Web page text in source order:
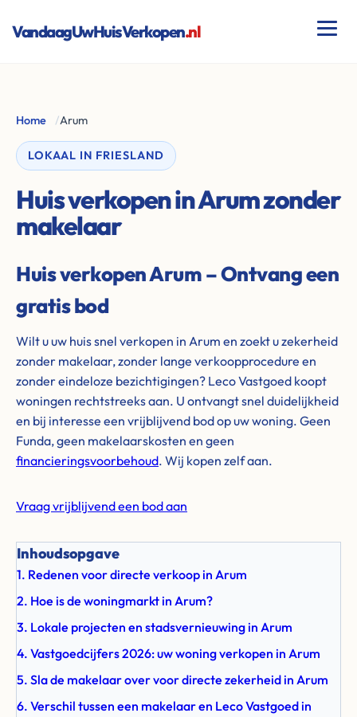
VandaagUwHuisVerkopen.nl
Home /Arum
LOKAAL IN FRIESLAND
Huis verkopen in Arum zonder
makelaar
Huis verkopen Arum – Ontvang een
gratis bod
Wilt u uw huis snel verkopen in Arum en zoekt u zekerheid
zonder makelaar, zonder lange verkoopprocedure en
zonder eindeloze bezichtigingen? Leco Vastgoed koopt
woningen rechtstreeks aan. U ontvangt snel duidelijkheid
en bij interesse een vrijblijvend bod op uw woning. Geen
Funda, geen makelaarskosten en geen
financieringsvoorbehoud. Wij kopen zelf aan.
Vraag vrijblijvend een bod aan
Inhoudsopgave
1. Redenen voor directe verkoop in Arum
2. Hoe is de woningmarkt in Arum?
3. Lokale projecten en stadsvernieuwing in Arum
4. Vastgoedcijfers 2026: uw woning verkopen in Arum
5. Sla de makelaar over voor directe zekerheid in Arum
6. Verschil tussen een makelaar en Leco Vastgoed in